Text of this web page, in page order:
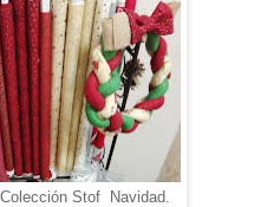
Stof Navidad.